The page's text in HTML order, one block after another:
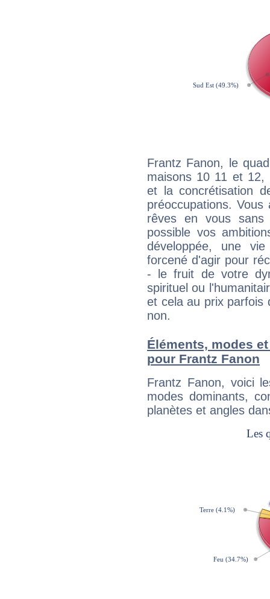
Frantz Fanon, le
maisons 10 11 et 12,
et la concrétisation
préoccupations.
rêves en vous sans
possible vos
développée, une
forcené d'agir pour
- le fruit de votre
spirituel ou
et cela au prix parfois
non.
Éléments, modes
pour Frantz Fanon
Frantz Fanon, voici
modes dominants,
planètes et angles